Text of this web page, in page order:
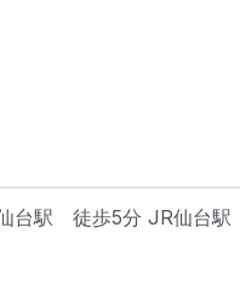
台駅　徒歩5分 JR仙台駅